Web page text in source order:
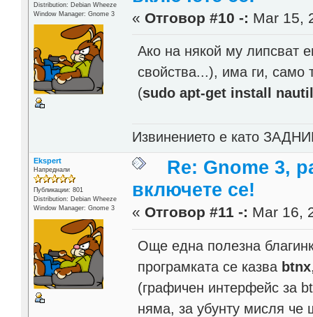
Distribution: Debian Wheeze
Window Manager: Gnome 3
« Отговор #10 -: Mar 15,
Ако на някой му липсват
свойства...), има ги, само
(sudo apt-get install
Извинението е като
Ekspert
Напреднали
Публикации: 801
Distribution: Debian Wheeze
Window Manager: Gnome 3
Re: Gnome 3,
включете се!
« Отговор #11 -: Mar 16,
Още една полезна
програмката се казва btnx
(графичен интерфейс за
няма, за убунту мисля